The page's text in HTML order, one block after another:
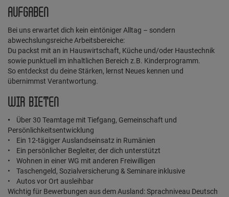
AUFGABEN
Bei uns erwartet dich kein eintöniger Alltag – sondern
abwechslungsreiche Arbeitsbereiche:
Du packst mit an in Hauswirtschaft, Küche und/oder Haustechnik
sowie punktuell im inhaltlichen Bereich z.B. Kinderprogramm.
So entdeckst du deine Stärken, lernst Neues kennen und
übernimmst Verantwortung.
WIR BIETEN
•
Über 30 Teamtage mit Tiefgang, Gemeinschaft und
Persönlichkeitsentwicklung
• Ein 12-tägiger Auslandseinsatz in Rumänien
• Ein persönlicher Begleiter, der dich unterstützt
• Wohnen in einer WG mit anderen Freiwilligen
• Taschengeld, Sozialversicherung & Seminare inklusive
• Autos vor Ort ausleihbar
Wichtig für Bewerbungen aus dem Ausland: Sprachniveau Deutsch